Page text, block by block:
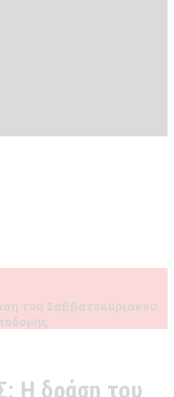
του Σαββατοκύριακου
Η δράση του